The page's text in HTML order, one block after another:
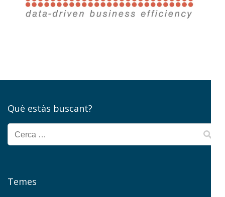
Què estàs buscant?
Cerca:
Temes